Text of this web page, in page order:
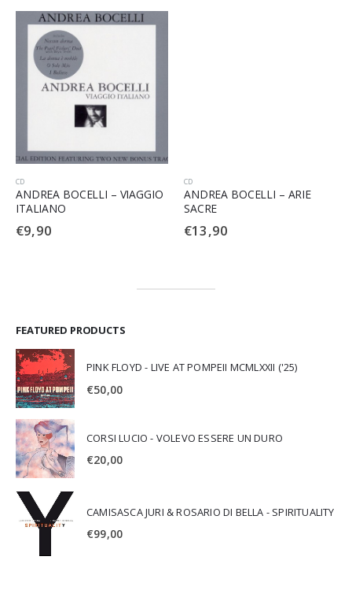
CD
ANDREA BOCELLI – VIAGGIO
ITALIANO
€9,90
CD
ANDREA BOCELLI – ARIE
SACRE
€13,90
FEATURED PRODUCTS
PINK FLOYD - LIVE AT POMPEII MCMLXXII ('25)
€50,00
CORSI LUCIO - VOLEVO ESSERE UN DURO
€20,00
CAMISASCA JURI & ROSARIO DI BELLA - SPIRITUALITY
€99,00